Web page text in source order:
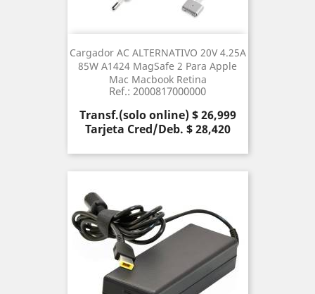
Cargador AC ALTERNATIVO 20V 4.25A
85W A1424 MagSafe 2 Para Apple
Mac Macbook Retina
Ref.: 2000817000000
Precio
Transf.(solo online) $ 26,999
Tarjeta Cred/Deb. $ 28,420